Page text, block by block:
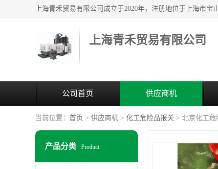
上海青禾贸易有限公司
公司首页 供应商机
当前位置： 首页 > 供应商机 > 化工危险品报关 > 北京化工危
产品分类 Product